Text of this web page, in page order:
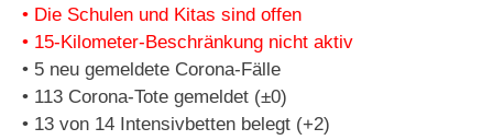
• Die Schulen und Kitas sind offen
• 15-Kilometer-Beschränkung nicht aktiv
• 5 neu gemeldete Corona-Fälle
• 113 Corona-Tote gemeldet (±0)
• 13 von 14 Intensivbetten belegt (+2)